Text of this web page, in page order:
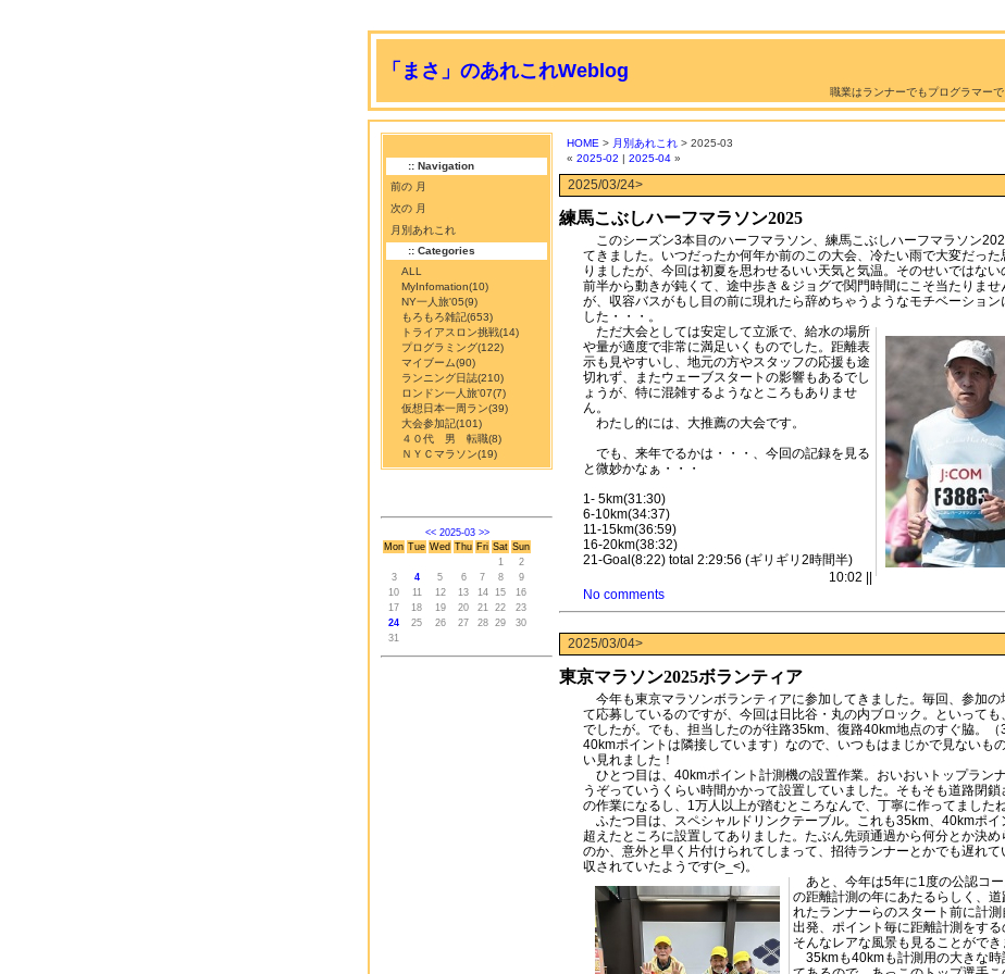
「まさ」のあれこれWeblog
職業はランナーでもプログラマーで
:: Navigation
前の 月
次の 月
月別あれこれ
:: Categories
ALL
MyInfomation(10)
NY一人旅'05(9)
もろもろ雑記(653)
トライアスロン挑戦(14)
プログラミング(122)
マイブーム(90)
ランニング日誌(210)
ロンドン一人旅'07(7)
仮想日本一周ラン(39)
大会参加記(101)
４０代 男 転職(8)
ＮＹＣマラソン(19)
<< 2025-03 >>
Mon Tue Wed Thu Fri Sat Sun
1
2
3
4 5 6 7 8
9
10
11 12 13 14 15
16
17
18 19 20 21 22
23
24
25 26 27 28 29
30
31
HOME > 月別あれこれ > 2025-03
« 2025-02 | 2025-04 »
2025/03/24>
練馬こぶしハーフマラソン2025
このシーズン3本目のハーフマラソン、練馬こぶしハーフマラソン
てきました。いつだったか何年か前のこの大会、冷たい雨で大変だった
りましたが、今回は初夏を思わせるいい天気と気温。そのせいではない
前半から動きが鈍くて、途中歩き＆ジョグで関門時間にこそ当たりませ
が、収容バスがもし目の前に現れたら辞めちゃうようなモチベーション
した・・・。
ただ大会としては安定して立派で、給水の場所
や量が適度で非常に満足いくものでした。距離表
示も見やすいし、地元の方やスタッフの応援も途
切れず、またウェーブスタートの影響もあるでし
ょうが、特に混雑するようなところもありませ
ん。
わたし的には、大推薦の大会です。
でも、来年でるかは・・・、今回の記録を見る
と微妙かなぁ・・・
1- 5km(31:30)
6-10km(34:37)
11-15km(36:59)
16-20km(38:32)
21-Goal(8:22) total 2:29:56 (ギリギリ2時間半)
10:02 ||
No comments
2025/03/04>
東京マラソン2025ボランティア
今年も東京マラソンボランティアに参加してきました。毎回、参加の
て応募しているのですが、今回は日比谷・丸の内ブロック。といっても
でしたが。でも、担当したのが往路35km、復路40km地点のすぐ脇。（
40kmポイントは隣接しています）なので、いつもはまじかで見ないも
い見れました！
ひとつ目は、40kmポイント計測機の設置作業。おいおいトップラン
うぞっていうくらい時間かかって設置していました。そもそも道路閉鎖
の作業になるし、1万人以上が踏むところなんで、丁寧に作ってましたね
ふたつ目は、スペシャルドリンクテーブル。これも35km、40kmポイ
超えたところに設置してありました。たぶん先頭通過から何分とか決め
のか、意外と早く片付けられてしまって、招待ランナーとかでも遅れて
収されていたようです(>_<)。
あと、今年は5年に1度の公認コ
の距離計測の年にあたるらしく、道
れたランナーらのスタート前に計測
出発、ポイント毎に距離計測をする
そんなレアな風景も見ることができ
35kmも40kmも計測用の大きな時